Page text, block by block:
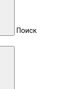
Поиск